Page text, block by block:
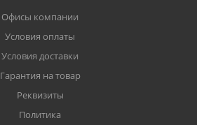
Офисы компании
Условия оплаты
Условия доставки
Гарантия на товар
Реквизиты
Политика